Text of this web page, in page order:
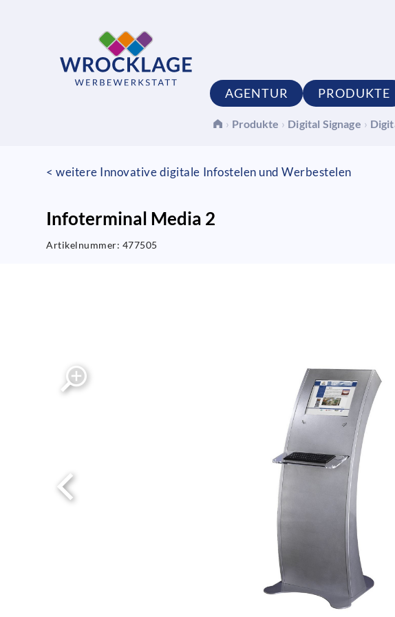
AGENTUR PRODUKTE
› Produkte › Digital Signage ›
< weitere Innovative digitale Infostelen und Werbestelen
Infoterminal Media 2
Artikelnummer: 477505